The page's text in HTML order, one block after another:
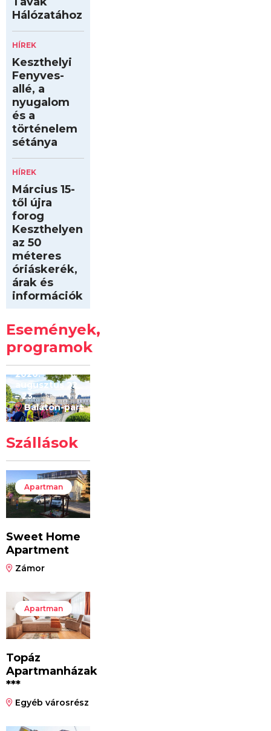
Hálózatához
HÍREK
Keszthelyi
Fenyves-
allé, a
nyugalom
és a
történelem
sétánya
HÍREK
Március 15-
től újra
forog
Keszthelyen
az 50
méteres
óriáskerék,
árak és
információk
Események,
programok
Kilóméterek
2026
2026.
augusztus 22
– 23.
Balaton-part
Szállások
Apartman
Sweet Home
Apartment
Zámor
Apartman
Topáz
Apartmanházak
***
Egyéb városrész